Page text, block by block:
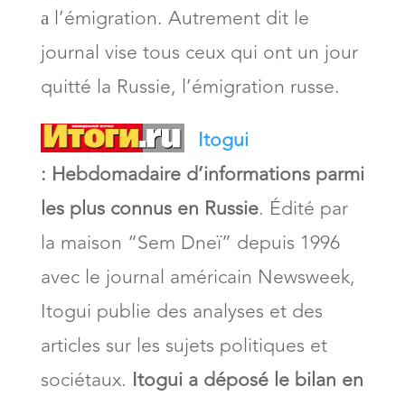
а l’émigration. Autrement dit le
journal vise tous ceux qui ont un jour
quitté la Russie, l’émigration russe.
Itogui
: Hebdomadaire d’informations parmi
les plus connus en Russie. Édité par
la maison “Sem Dneï” depuis 1996
avec le journal américain Newsweek,
Itogui publie des analyses et des
articles sur les sujets politiques et
sociétaux. Itogui a déposé le bilan en